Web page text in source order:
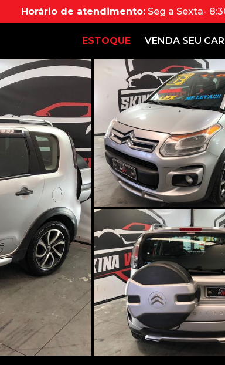
Horário de atendimento: Seg a Sexta-
ESTOQUE VENDA SEU